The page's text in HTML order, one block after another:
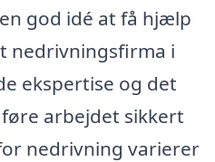
god idé at få hjælp
nedrivningsfirma i
ekspertise og det
arbejdet sikkert
nedrivning varierer